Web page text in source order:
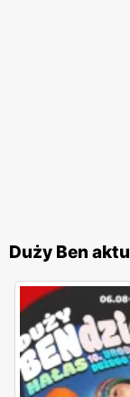
Duży Ben